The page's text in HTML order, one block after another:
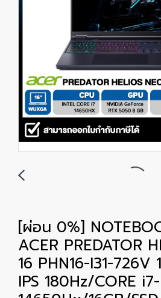
[ผ่อน 0%]
ACER PREDATOR
16 PHN16-I31-726V
IPS 180Hz/CORE i7-